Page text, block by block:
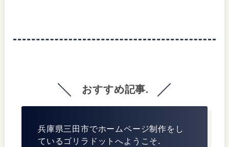
おすすめ記事.
兵庫県三田市でホームページ制作をし
ているゴリラドットへようこそ.